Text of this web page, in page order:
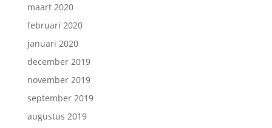
maart 2020
februari 2020
januari 2020
december 2019
november 2019
september 2019
augustus 2019